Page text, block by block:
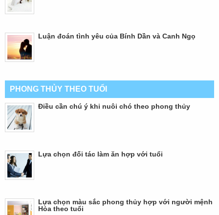
Luận đoán tình yêu của Bính Dần và Canh Ngọ
PHONG THỦY THEO TUỔI
Điều cần chú ý khi nuôi chó theo phong thủy
Lựa chọn đối tác làm ăn hợp với tuổi
Lựa chọn màu sắc phong thủy hợp với người mệnh
Hỏa theo tuổi